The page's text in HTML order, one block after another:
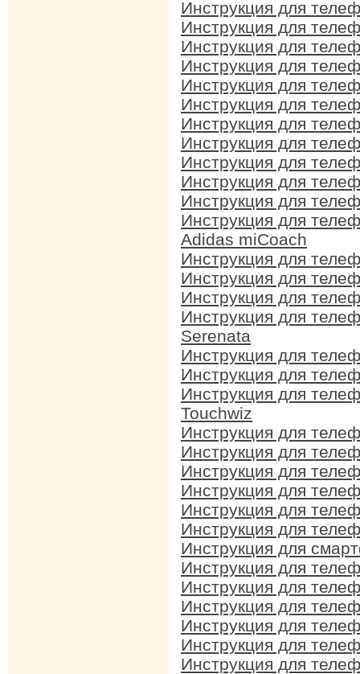
Инструкция для
Инструкция для
Инструкция для
Инструкция для
Инструкция для
Инструкция для
Инструкция для
Инструкция для
Инструкция для
Инструкция для
Инструкция для
Инструкция для
Adidas miCoach
Инструкция для
Инструкция для
Инструкция для
Инструкция для
Serenata
Инструкция для
Инструкция для
Инструкция для
Touchwiz
Инструкция для
Инструкция для
Инструкция для
Инструкция для
Инструкция для
Инструкция для
Инструкция для
Инструкция для
Инструкция для
Инструкция для
Инструкция для
Инструкция для
Инструкция для